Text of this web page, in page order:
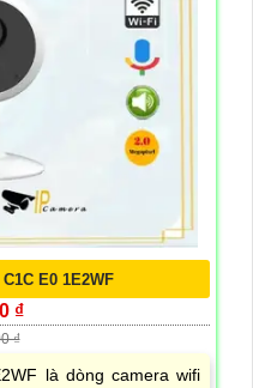
E0 1E2WF
₫
₫
là dòng camera wifi